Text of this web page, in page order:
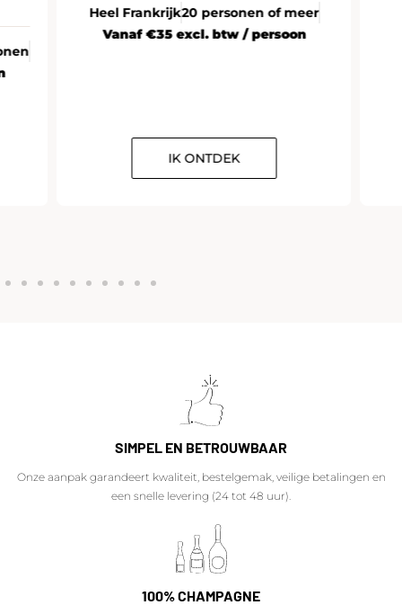
Heel Frankrijk20 personen of meer
Vanaf €35 excl. btw / persoon
IK ONTDEK
SIMPEL EN BETROUWBAAR
Onze aanpak garandeert kwaliteit, bestelgemak, veilige betalingen en
een snelle levering (24 tot 48 uur).
100% CHAMPAGNE